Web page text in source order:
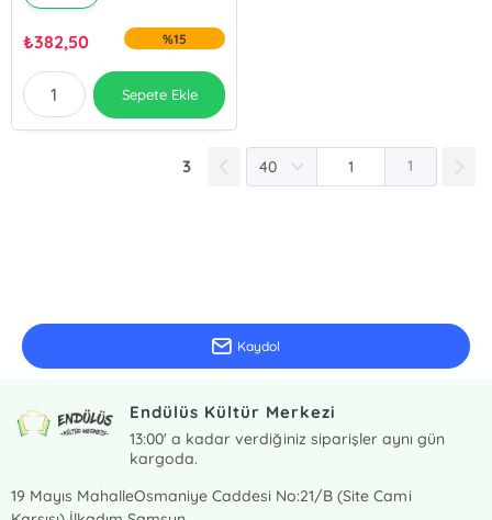
₺382,50 %15
Sepete Ekle
3 1
Kaydol
Endülüs Kültür Merkezi
13:00' a kadar verdiğiniz siparişler aynı gün
kargoda.
19 Mayıs MahalleOsmaniye Caddesi No:21/B (Site Cami